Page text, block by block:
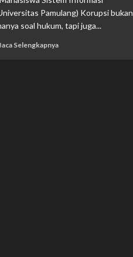
Pamulang) Korupsi bukan
soal hukum, tapi juga...
Selengkapnya